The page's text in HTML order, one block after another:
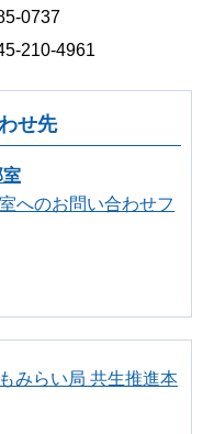
0737
210-4961
せ先
室
へのお問い合わせフ
みらい局 共生推進本